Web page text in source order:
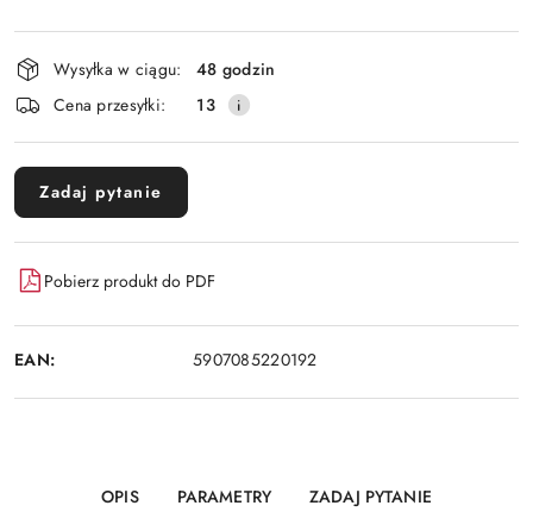
Dostępność
i
dostawa
Wysyłka w ciągu:
48 godzin
Cena przesyłki:
13
Zadaj pytanie
Pobierz produkt do PDF
EAN: 5907085220192
OPIS PARAMETRY ZADAJ PYTANIE